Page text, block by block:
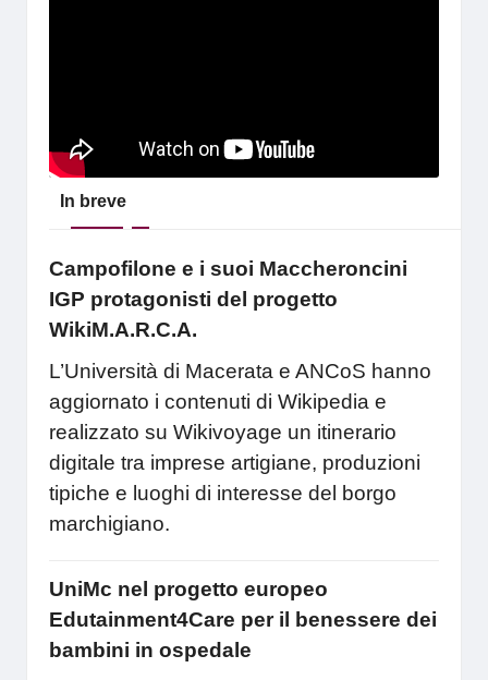
In breve
Campofilone e i suoi Maccheroncini
IGP protagonisti del progetto
WikiM.A.R.C.A.
L’Università di Macerata e ANCoS hanno
aggiornato i contenuti di Wikipedia e
realizzato su Wikivoyage un itinerario
digitale tra imprese artigiane, produzioni
tipiche e luoghi di interesse del borgo
marchigiano.
UniMc nel progetto europeo
Edutainment4Care per il benessere dei
bambini in ospedale